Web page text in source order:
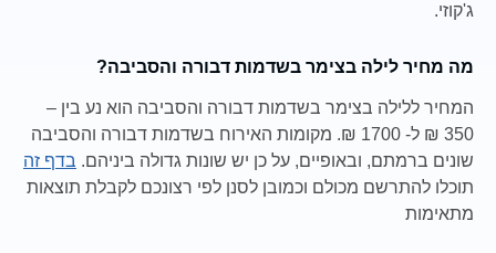
ג'קוזי.
מה מחיר לילה בצימר בשדמות דבורה והסביבה?
המחיר ללילה בצימר בשדמות דבורה והסביבה הוא נע בין –
350 ₪ ל- 1700 ₪. מקומות האירוח בשדמות דבורה והסביבה
שונים ברמתם, ובאופיים, על כן יש שונות גדולה ביניהם. בדף זה
תוכלו להתרשם מכולם וכמובן לסנן לפי רצונכם לקבלת תוצאות
מתאימות